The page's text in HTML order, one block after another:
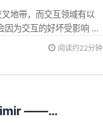
地带，而交互领域有以
为交互的好坏受影响 量
较细碎和散落，比较难以
阅读约22分钟
——